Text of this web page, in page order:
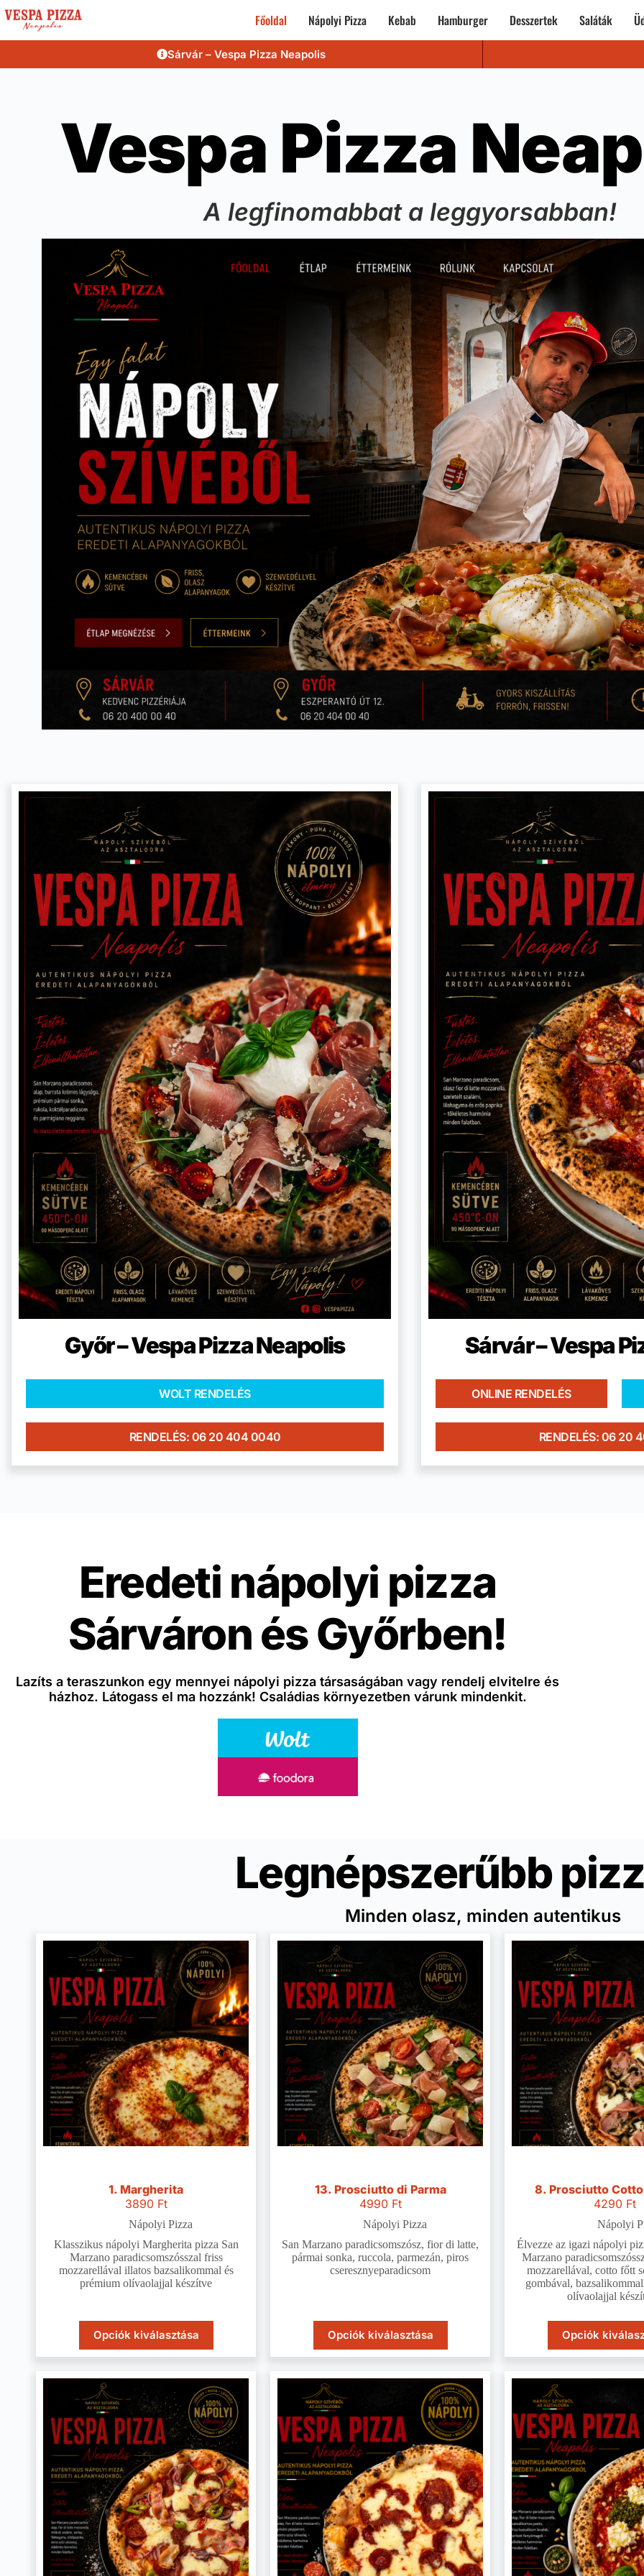
Főoldal Nápolyi Pizza Kebab Hamburger Desszertek Saláták
Sárvár – Vespa Pizza Neapolis
Vespa Pizza
A legfinomabbat a leggyorsabban!
Győr – Vespa Pizza Neapolis
WOLT RENDELÉS
RENDELÉS: 06 20 404 0040
Sárvár – Vespa
ONLINE RENDELÉS
RENDELÉS: 06 20
Eredeti nápolyi pizza
Sárváron és Győrben!
Lazíts a teraszunkon egy mennyei nápolyi pizza társaságában vagy rendelj elvitelre és
házhoz. Látogass el ma hozzánk! Családias környezetben várunk mindenkit.
Legnépszerűbb
Minden olasz, minden autentikus
1. Margherita
3890 Ft
Nápolyi Pizza
Klasszikus nápolyi Margherita pizza San
Marzano paradicsomszósszal friss
mozzarellával illatos bazsalikommal és
prémium olívaolajjal készítve
Opciók kiválasztása
13. Prosciutto di Parma
4990 Ft
Nápolyi Pizza
San Marzano paradicsomszósz, fior di latte,
pármai sonka, ruccola, parmezán, piros
cseresznyeparadicsom
Opciók kiválasztása
8. Prosciutto
4290 Ft
Nápolyi
Élvezze az igazi nápolyi
Marzano
mozzarellával, cotto főtt
gombával,
olívaolajjal
Opciók